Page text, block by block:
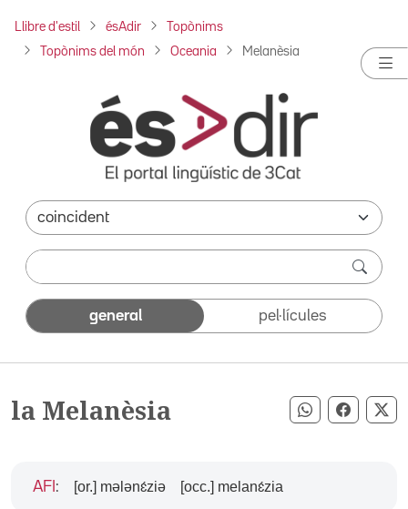
Llibre d'estil ésAdir Topònims
Topònims del món Oceania Melanèsia
general pel·lícules
la Melanèsia Compartir
AFI : [or.] mələnɛ́ziə [occ.] melanɛ́zia